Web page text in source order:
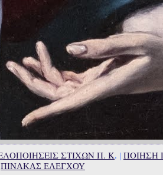
ΣΤΙΧΩΝ Π. Κ. | ΠΟΙΗΣΗ
ΠΙΝΑΚΑΣ ΕΛΕΓΧΟΥ